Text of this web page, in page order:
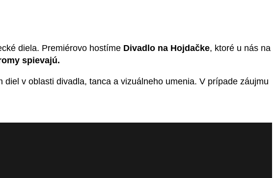
diela. Premiérovo hostíme Divadlo na Hojdačke, ktoré u nás na
spievajú.
v oblasti divadla, tanca a vizuálneho umenia. V prípade záujmu